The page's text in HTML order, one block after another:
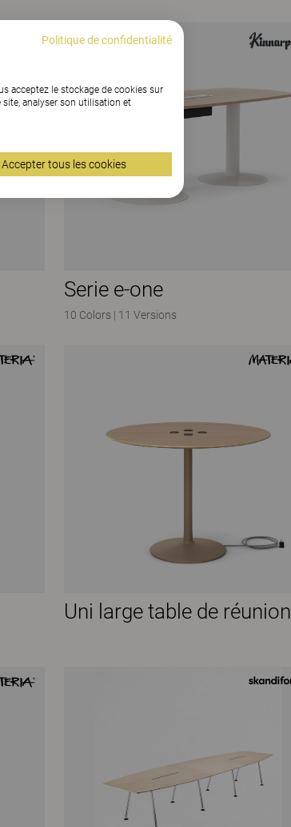
Serie e-one
10 Colors | 11 Versions
Uni large table de réunion
Politique de confidentialité
acceptez le stockage de cookies sur
analyser son utilisation et
Accepter tous les cookies